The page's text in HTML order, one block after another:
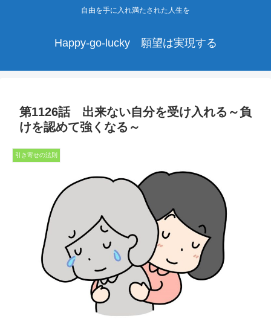
自由を手に入れ満たされた人生を
Happy-go-lucky 願望は実現する
第1126話 出来ない自分を受け入れる～負
けを認めて強くなる～
引き寄せの法則